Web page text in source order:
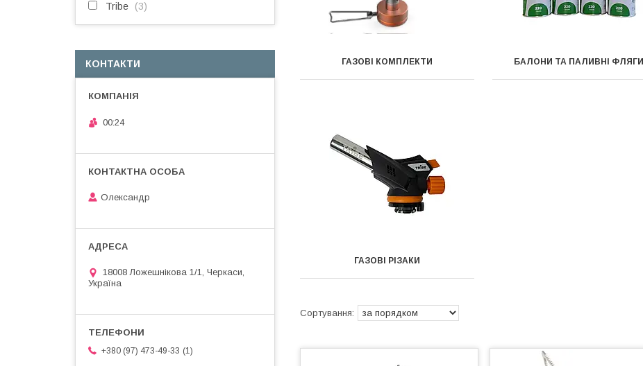
ГАЗОВІ КОМПЛЕКТИ БАЛОНИ ТА ПАЛИВНІ ФЛЯГИ
ГАЗОВІ РІЗАКИ
Tribe 3
КОНТАКТИ
00:24
Олександр
18008 Ложешнікова 1/1, Черкаси,
Україна
+380 (97) 473-49-33 1